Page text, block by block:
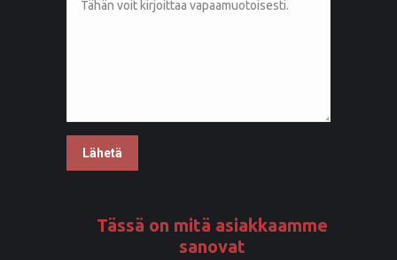
Tässä on mitä asiakkaamme
sanovat